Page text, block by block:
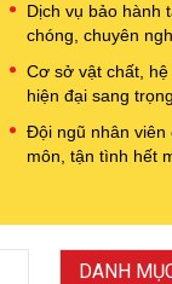
Dịch vụ bảo hành
chóng, chuyên
Cơ sở vật chất,
hiện đại sang trọng
Đội ngũ nhân viên
môn, tận tình hết
DANH